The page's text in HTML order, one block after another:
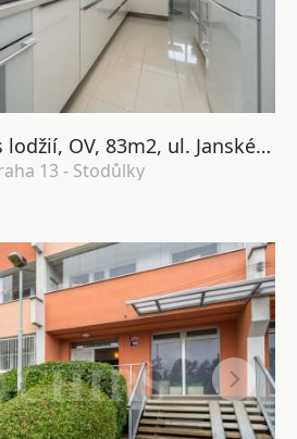
Prodej bytu 3+kk s lodžií, OV, 83m2, ul. Janského 2439/11, Praha 13 - Stodůlky
13 - Stodůlky